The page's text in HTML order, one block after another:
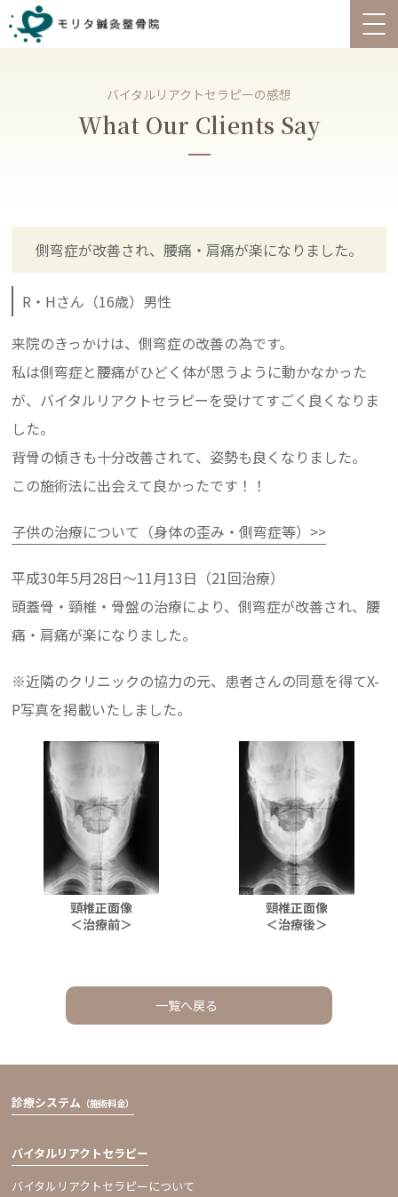
バイタルリアクトセラピーの感想
What Our Clients Say
側弯症が改善され、腰痛・肩痛が楽になりました。
R・Hさん（16歳）男性
来院のきっかけは、側弯症の改善の為です。
私は側弯症と腰痛がひどく体が思うように動かなかった
が、バイタルリアクトセラピーを受けてすごく良くなりま
した。
背骨の傾きも十分改善されて、姿勢も良くなりました。
この施術法に出会えて良かったです！！
子供の治療について（身体の歪み・側弯症等）>>
平成30年5月28日～11月13日（21回治療）
頭蓋骨・頸椎・骨盤の治療により、側弯症が改善され、腰
痛・肩痛が楽になりました。
※近隣のクリニックの協力の元、患者さんの同意を得てX-
P写真を掲載いたしました。
頸椎正面像
＜治療前＞
頸椎正面像
＜治療後＞
一覧へ戻る
診療システム （施術料金）
バイタルリアクトセラピー
バイタルリアクトセラピーについて